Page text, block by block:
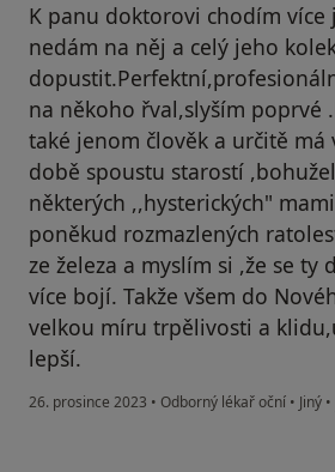
K panu doktorovi chodím více
nedám na něj a celý jeho
na někoho řval,slyším poprvé
také jenom člověk a určitě má
době spoustu starostí
některých ,,hysterických"
poněkud rozmazlených
ze železa a myslím si ,že se ty
více bojí. Takže všem do
velkou míru trpělivosti a
lepší.
26. prosince 2023 • Odborný lékař oční • Jiný •